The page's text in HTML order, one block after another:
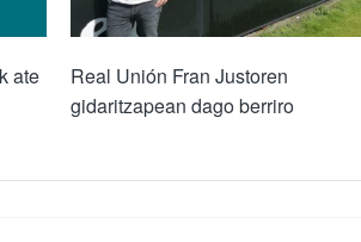
ate
Real Unión Fran Justoren
gidaritzapean dago berriro